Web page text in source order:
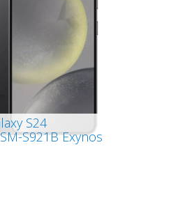
S24
S921B Exynos